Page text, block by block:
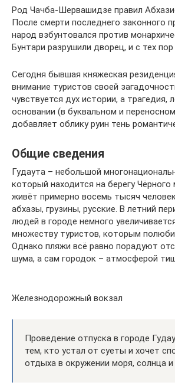
Род Чачба-Шервашидзе правил
После смерти последнего законного
народ взбунтовался против
Бунтари разрушили дворец, и с тех
Сегодня бывшая княжеская
внимание туристов своей
чувствуется дух истории, а трагедия,
основании (в буквальном и
добавляет облику руин тень
Общие сведения
Гудаута – небольшой
который находится на берегу Чёрного
живёт примерно восемь тысяч
абхазы, грузины, русские. В летний
людей в городе немного
множеству туристов, которым
Однако пляжи всё равно порадуют
шума, а сам городок – атмосферой
Железнодорожный вокзал
Проведение отпуска в городе
тем, кто устал от суеты и хочет
отдыха в окружении моря, солнца и